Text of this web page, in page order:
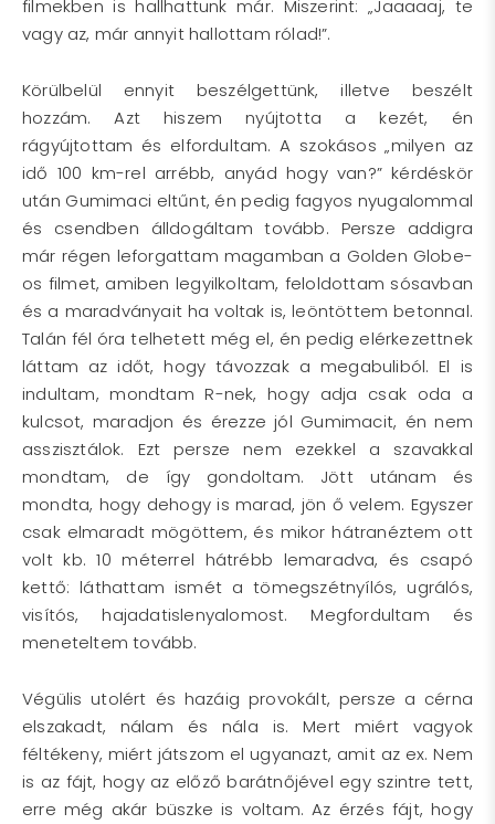
filmekben is hallhattunk már. Miszerint: „Jaaaaaj, te
vagy az, már annyit hallottam rólad!”.
Körülbelül ennyit beszélgettünk, illetve beszélt
hozzám. Azt hiszem nyújtotta a kezét, én
rágyújtottam és elfordultam. A szokásos „milyen az
idő 100 km-rel arrébb, anyád hogy van?” kérdéskör
után Gumimaci eltűnt, én pedig fagyos nyugalommal
és csendben álldogáltam tovább. Persze addigra
már régen leforgattam magamban a Golden Globe-
os filmet, amiben legyilkoltam, feloldottam sósavban
és a maradványait ha voltak is, leöntöttem betonnal.
Talán fél óra telhetett még el, én pedig elérkezettnek
láttam az időt, hogy távozzak a megabuliból. El is
indultam, mondtam R-nek, hogy adja csak oda a
kulcsot, maradjon és érezze jól Gumimacit, én nem
asszisztálok. Ezt persze nem ezekkel a szavakkal
mondtam, de így gondoltam. Jött utánam és
mondta, hogy dehogy is marad, jön ő velem. Egyszer
csak elmaradt mögöttem, és mikor hátranéztem ott
volt kb. 10 méterrel hátrébb lemaradva, és csapó
kettő: láthattam ismét a tömegszétnyílós, ugrálós,
visítós, hajadatislenyalomost. Megfordultam és
meneteltem tovább.
Végülis utolért és hazáig provokált, persze a cérna
elszakadt, nálam és nála is. Mert miért vagyok
féltékeny, miért játszom el ugyanazt, amit az ex. Nem
is az fájt, hogy az előző barátnőjével egy szintre tett,
erre még akár büszke is voltam. Az érzés fájt, hogy